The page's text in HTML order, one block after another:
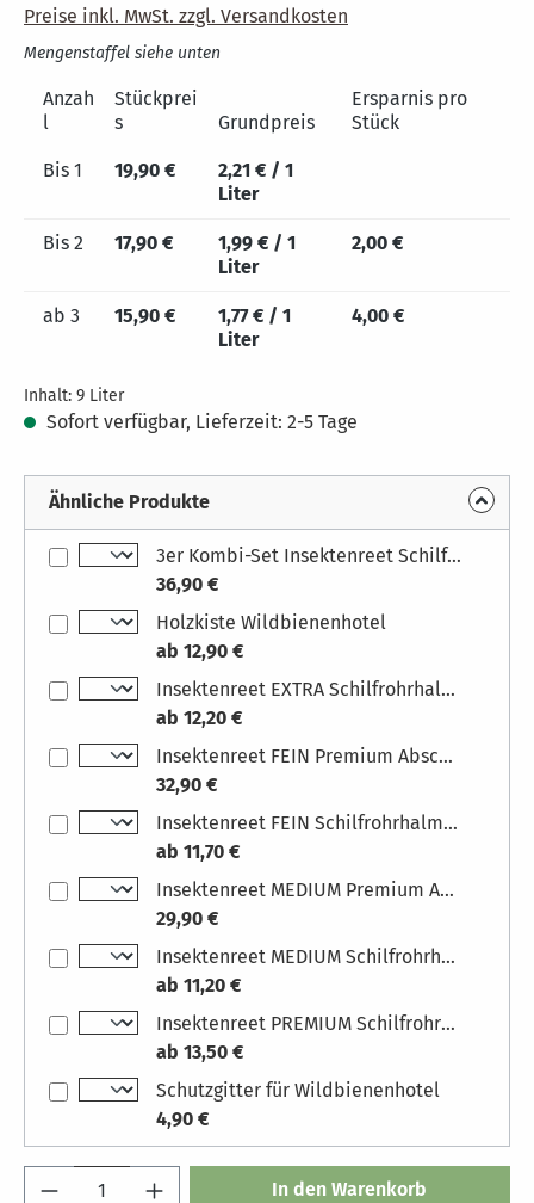
Preise inkl. MwSt. zzgl. Versandkosten
Mengenstaffel siehe unten
Anzah
l
Stückprei
s
Grundpreis
Ersparnis pro
Stück
Bis 1 19,90 €
2,21 € / 1
Liter
Bis 2 17,90 €
1,99 € / 1
Liter
2,00 €
ab 3 15,90 €
1,77 € / 1
Liter
4,00 €
Inhalt: 9 Liter
Sofort verfügbar, Lieferzeit: 2-5 Tage
Ähnliche Produkte
3er Kombi-Set Insektenreet Schilfrohrhalme für Insektenhotel Maße: 11 cm Länge, Zuschnitt
36,90 €
Holzkiste Wildbienenhotel
ab 12,90 €
Insektenreet EXTRA Schilfrohrhalme für Insektenhotel Maße: 11 cm Länge, Zuschnitt
ab 12,20 €
Insektenreet FEIN Premium Abschnitte Mix 9l
32,90 €
Insektenreet FEIN Schilfrohrhalme für Insektenhotel Maße: 11 cm Länge, Zuschnitt
ab 11,70 €
Insektenreet MEDIUM Premium Abschnitte Mix 9l
29,90 €
Insektenreet MEDIUM Schilfrohrhalme für Insektenhotel Maße: 11 cm Länge, Zuschnitt
ab 11,20 €
Insektenreet PREMIUM Schilfrohrhalme für Insektenhotel Maße: 11 cm Länge, Zuschnitt
ab 13,50 €
Schutzgitter für Wildbienenhotel
4,90 €
Produkt Anzahl: Gib den gewünschten
In den Warenkorb